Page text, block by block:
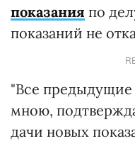
показания по
показаний не
"Все предыдущие
мною,
дачи новых